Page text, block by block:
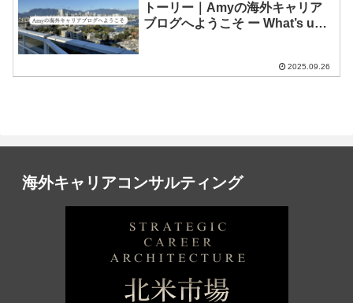
トーリー｜Amyの海外キャリア
ブログへようこそ ー What’s up
2025.09.26
海外キャリアコンサルティング